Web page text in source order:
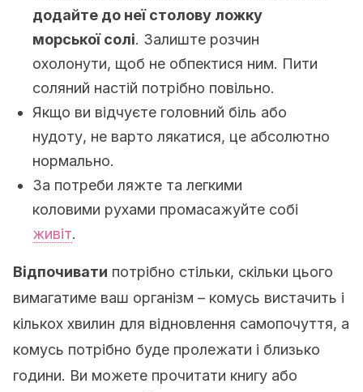
додайте до неї столову ложку
морської солі. Залиште розчин
охолонути, щоб не обпектися ним. Пити
соляний настій потрібно повільно.
Якщо ви відчуєте головний біль або
нудоту, не варто лякатися, це абсолютно
нормально.
За потреби ляжте та легкими
коловими рухами промасажуйте собі
живіт.
Відпочивати потрібно стільки, скільки цього
вимагатиме ваш організм – комусь вистачить і
кількох хвилин для відновлення самопочуття, а
комусь потрібно буде пролежати і близько
години. Ви можете прочитати книгу або